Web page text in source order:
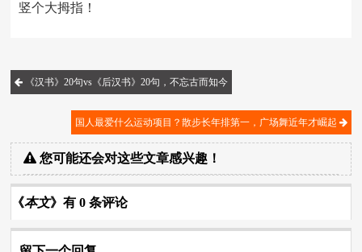
竖个大拇指！
《汉书》20句vs《后汉书》20句，不忘古而知今
国人最爱什么运动项目？散步长年排第一，广场舞近年才崛起
您可能还会对这些文章感兴趣！
《本文》有 0 条评论